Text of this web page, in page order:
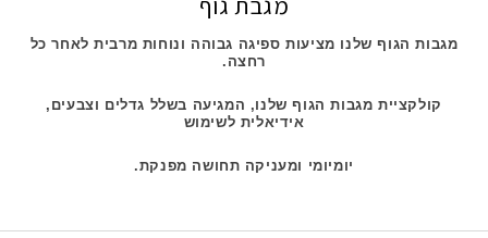
מגבות הגוף שלנו מציעות ספיגה גבוהה ונוחות מרבית לאחר כל
רחצה.
קולקציית מגבות הגוף שלנו, המגיעה בשלל גדלים וצבעים,
אידיאלית לשימוש
יומיומי ומעניקה תחושה מפנקת.